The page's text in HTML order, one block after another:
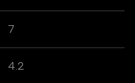
7
4.2